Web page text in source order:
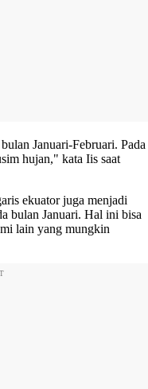
Januari-Februari. Pada
hujan," kata Iis saat
ekuator juga menjadi
bulan Januari. Hal ini bisa
lain yang mungkin